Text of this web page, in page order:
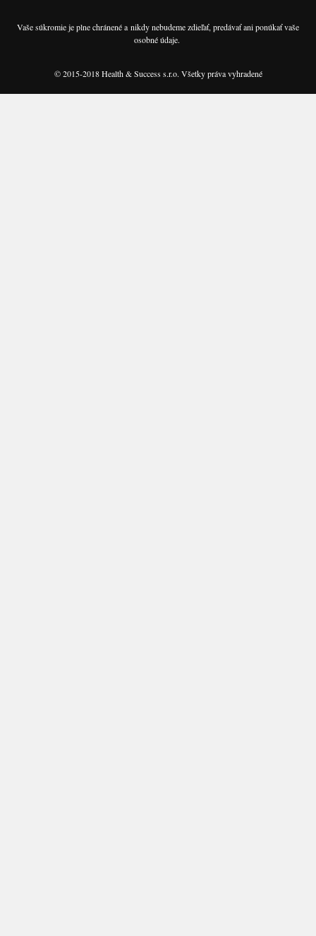
Vaše súkromie je plne chránené a nikdy nebudeme zdieľať, predávať ani ponúkať vaše
osobné údaje.
© 2015-2018 Health & Success s.r.o. Všetky práva vyhradené